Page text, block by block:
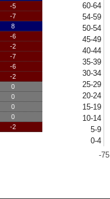
-5
-7
8
-6
-2
-7
-6
-2
0
0
0
0
-2
-75
60-64
54-59
50-54
45-49
40-44
35-39
30-34
25-29
20-24
15-19
10-14
5-9
0-4